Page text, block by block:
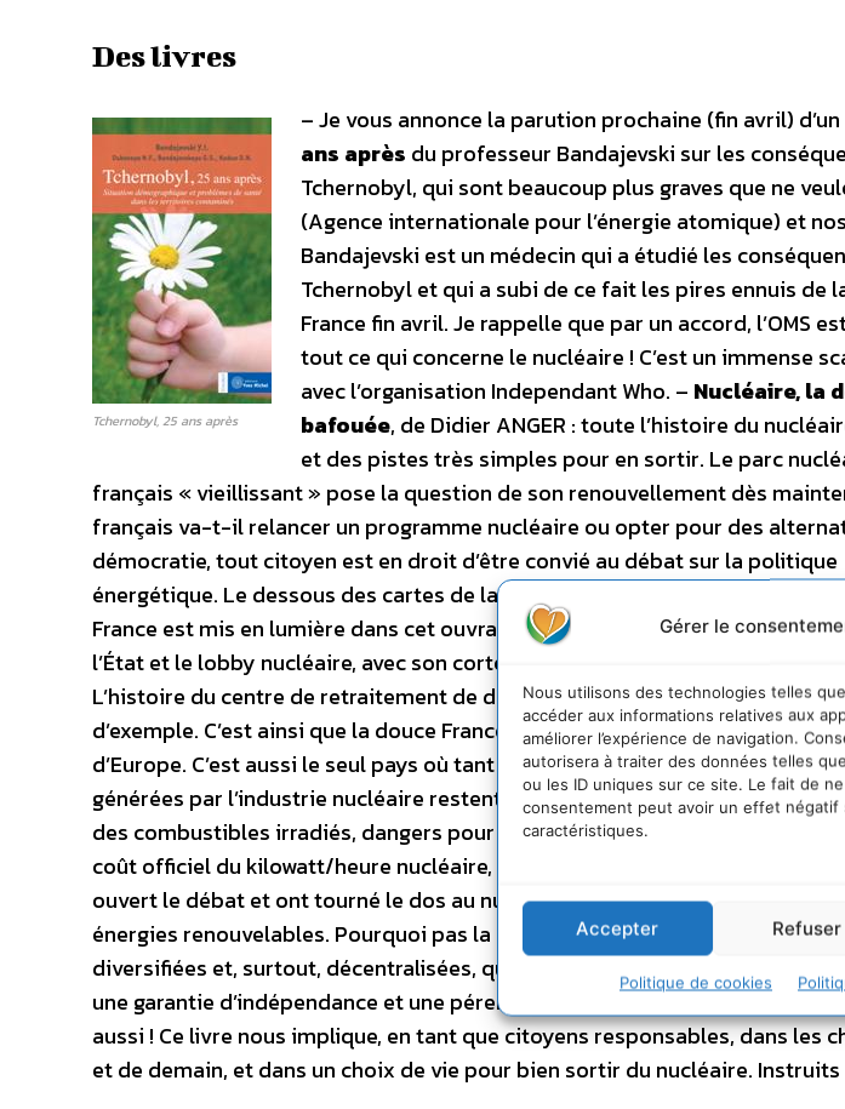
Gérer le
Nous utilisons des technologies telles
accéder aux informations relatives aux
améliorer l’expérience de navigation.
autorisera à traiter des données telles
ou les ID uniques sur ce site. Le fait de
consentement peut avoir un effet
caractéristiques.
Accepter Refuser
Politique de cookies
Des livres
–
Tchernobyl, 25 ans après
Je vous annonce la parution prochaine (fin avril)
ans après du professeur Bandajevski sur les
Tchernobyl, qui sont beaucoup plus graves que ne
(Agence internationale pour l’énergie atomique) et
Bandajevski est un médecin qui a étudié les
Tchernobyl et qui a subi de ce fait les pires ennuis de
France fin avril. Je rappelle que par un accord, l’OMS
tout ce qui concerne le nucléaire ! C’est un immense
avec l’organisation Independant Who. – Nucléaire, la
bafouée, de Didier ANGER : toute l’histoire du
et des pistes très simples pour en sortir. Le parc
français « vieillissant » pose la question de son renouvellement dès
français va-t-il relancer un programme nucléaire ou opter pour des
démocratie, tout citoyen est en droit d’être convié au débat sur la politique
énergétique. Le dessous des cartes de la mise en place du programme
France est mis en lumière dans cet ouvrage : Didier ANGER dénonce la
l’État et le lobby nucléaire, avec son cortège de mensonges et de choix
L’histoire du centre de retraitement de déchets radioactifs de La Hague a
d’exemple. C’est ainsi que la douce France s’est dotée du parc nucléaire le
d’Europe. C’est aussi le seul pays où tant de logements sont chauffés à
générées par l’industrie nucléaire restent sans réponse depuis 30 ans :
des combustibles irradiés, dangers pour la santé publique et
coût officiel du kilowatt/heure nucléaire, son calcul est une imposture ! En
ouvert le débat et ont tourné le dos au nucléaire. Sont-ils ignorants ? Non !
énergies renouvelables. Pourquoi pas la France ? Didier Anger préconise
diversifiées et, surtout, décentralisées, qui constitueraient pour la France
une garantie d’indépendance et une pérennité énergétique. Beaucoup
aussi ! Ce livre nous implique, en tant que citoyens responsables, dans les
et de demain, et dans un choix de vie pour bien sortir du nucléaire.